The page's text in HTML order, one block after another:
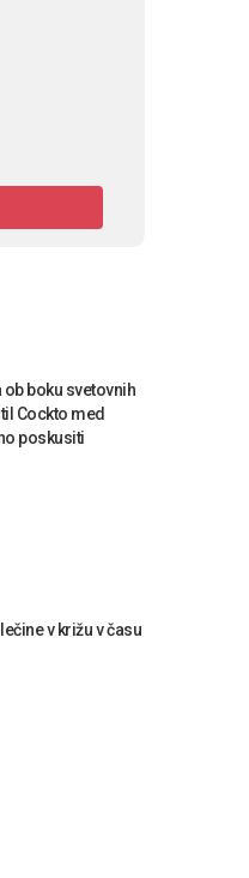
boku svetovnih
Cockto med
poskusiti
v križu v času